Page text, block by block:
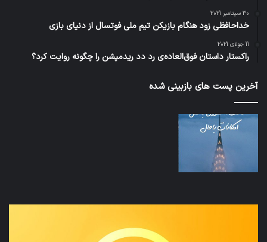
30 سپتامبر 2021
خداحافظی زود هنگام بازیکن تیم ملی فوتسال از دنیای بازی
11 جولای 2021
راکستار داستان فوق‌العاده‌ی رد دد ریدمپشن را چگونه روایت کرد؟
آخرین پست های بازبینی شده